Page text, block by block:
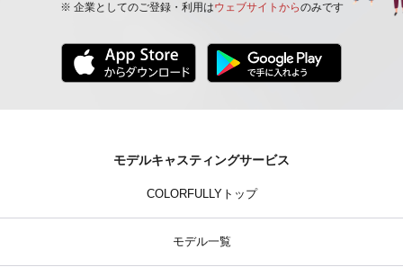
※ 企業としてのご登録・利用はウェブサイトからのみです
モデルキャスティングサービス
COLORFULLYトップ
モデル一覧